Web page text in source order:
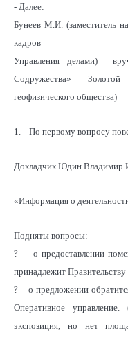
- Далее:
Бунеев М.И. (заместитель
кадров
Управления делами)
Содружества»
геофизического общества)
1. По первому вопросу
Докладчик Юдин Владимир
«Информация о
Подняты вопросы:
? о предоставлении
принадлежит
? о предложении
Оперативное
экспозиция, но нет